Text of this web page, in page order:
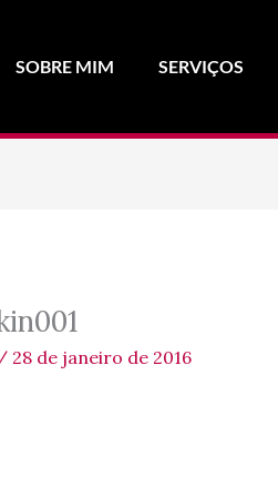
SOBRE MIM SERVIÇOS
/ 28 de janeiro de 2016